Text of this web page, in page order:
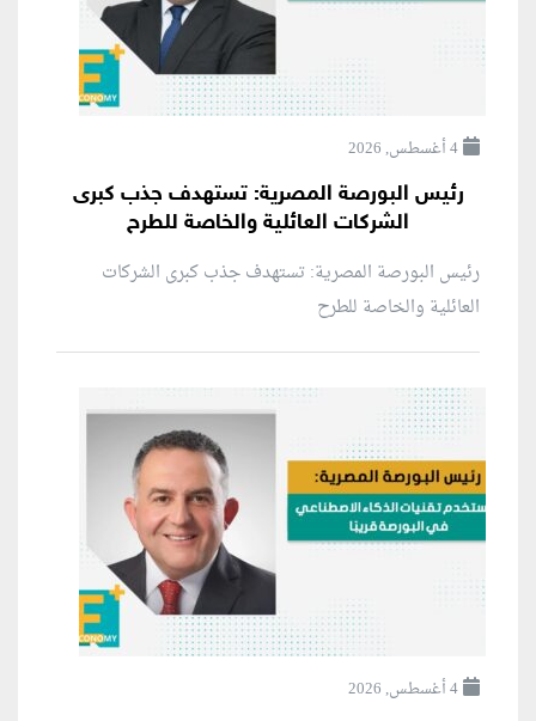
4 أغسطس, 2026
رئيس البورصة المصرية: تستهدف جذب كبرى
الشركات العائلية والخاصة للطرح
رئيس البورصة المصرية: تستهدف جذب كبرى الشركات
العائلية والخاصة للطرح
4 أغسطس, 2026